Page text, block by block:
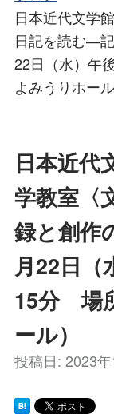
日本近代文学
日記を読む―
22日（水）午
よみうりホール
日本近代
学教室〈
録と創作
月22日（
15分 場
ール）
投稿日: 2023